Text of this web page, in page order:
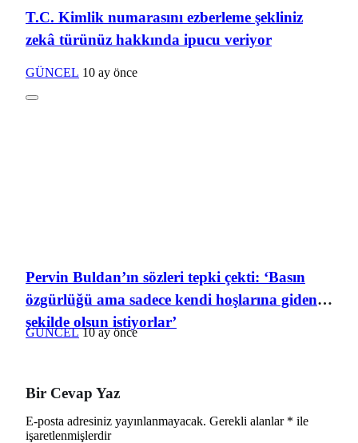
T.C. Kimlik numarasını ezberleme şekliniz
zekâ türünüz hakkında ipucu veriyor
GÜNCEL 10 ay önce
Pervin Buldan’ın sözleri tepki çekti: ‘Basın
özgürlüğü ama sadece kendi hoşlarına giden
şekilde olsun istiyorlar’
GÜNCEL 10 ay önce
Bir Cevap Yaz
E-posta adresiniz yayınlanmayacak. Gerekli alanlar * ile
işaretlenmişlerdir